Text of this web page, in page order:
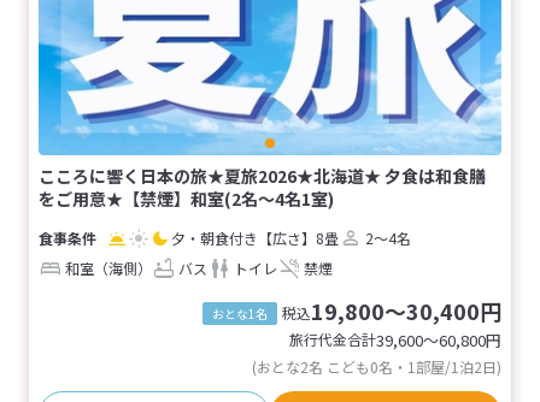
こころに響く日本の旅★夏旅2026★北海道★ 夕食は和食膳
をご用意★【禁煙】和室(2名～4名1室)
夕・朝食付き 【広さ】8畳
2～4名
和室（海側）
バス トイレ 禁煙
おとな1名 税込19,800～30,400円
旅行代金合計39,600〜60,800円
(おとな2名 こども0名・1部屋/1泊2日)